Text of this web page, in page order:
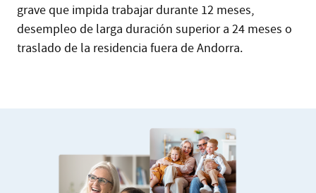
grave que impida trabajar durante 12 meses,
desempleo de larga duración superior a 24 meses o
traslado de la residencia fuera de Andorra.